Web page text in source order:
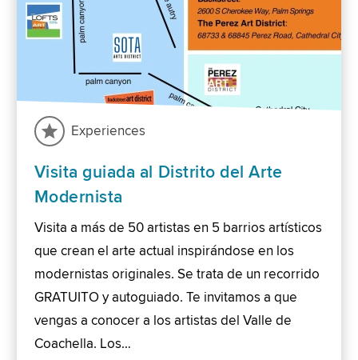
Experiences
Visita guiada al Distrito del Arte
Modernista
Visita a más de 50 artistas en 5 barrios artísticos
que crean el arte actual inspirándose en los
modernistas originales. Se trata de un recorrido
GRATUITO y autoguiado. Te invitamos a que
vengas a conocer a los artistas del Valle de
Coachella. Los…